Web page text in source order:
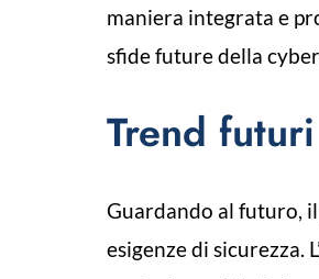
maniera integrata e
sfide future della
Trend
Guardando al futuro,
esigenze di sicurezza. L’